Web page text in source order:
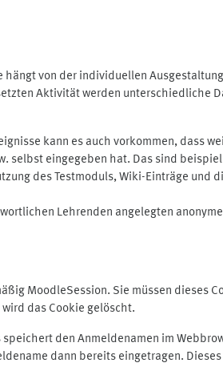
von der individuellen
Aktivität werden unterschiedliche
kann es auch vorkommen, dass
selbst eingegeben hat. Das sind
des Testmoduls, Wiki-Einträge
Lehrenden angelegten
MoodleSession. Sie müssen dieses
das Cookie gelöscht.
den Anmeldenamen im
dann bereits eingetragen.